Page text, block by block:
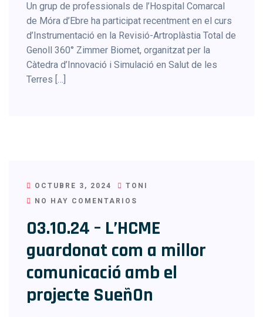
Un grup de professionals de l’Hospital Comarcal
de Móra d’Ebre ha participat recentment en el curs
d’Instrumentació en la Revisió-Artroplàstia Total de
Genoll 360° Zimmer Biomet, organitzat per la
Càtedra d’Innovació i Simulació en Salut de les
Terres […]
OCTUBRE 3, 2024
TONI
NO HAY COMENTARIOS
03.10.24 – L’HCME
guardonat com a millor
comunicació amb el
projecte SueñOn